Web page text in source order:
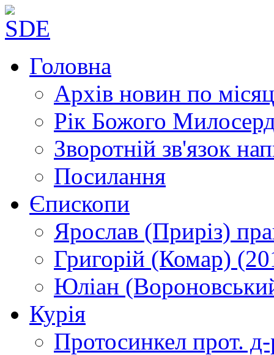
Головна
Архів новин по
Рік Божого
Зворотній зв'язок
Посилання
Єпископи
Ярослав (Приріз)
Григорій (Комар)
Юліан
Курія
Протосинкел прот.